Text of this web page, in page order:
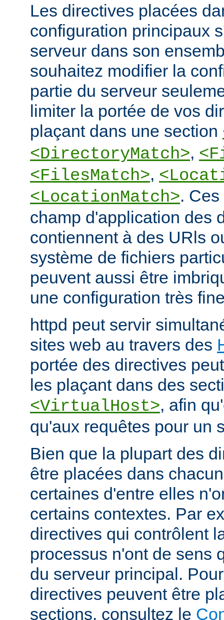
Les directives placées
configuration principaux
serveur dans son
souhaitez modifier la
partie du serveur
limiter la portée de vos
plaçant dans une section
<DirectoryMatch>,
<FilesMatch>,
<LocationMatch>.
champ d'application des
contiennent à des URls
système de fichiers
peuvent aussi être
une configuration très
httpd peut servir
sites web au travers des
portée des directives
les plaçant dans des
<VirtualHost>, afin
qu'aux requêtes pour un
Bien que la plupart des
être placées dans
certaines d'entre elles
certains contextes. Par
directives qui contrôlent
processus n'ont de sens
du serveur principal.
directives peuvent être
sections, consultez le